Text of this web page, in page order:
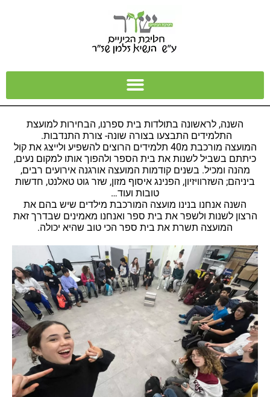
השנה, לראשונה בתולדות בית ספרנו, הבחירות למועצת
התלמידים התבצעו בצורה שונה- צורת התנדבות.
המועצה מורכבת מ40 תלמידים הרוצים להשפיע ולייצג את קול
כיתתם בשביל לשנות את בית הספר ולהפוך אותו למקום נעים,
מהנה ומכיל. בשנים קודמות המועצה אורגנה אירועים רבים,
ביניהם; השזרוויזיון, הפנינג איסוף מזון, שזר גוט טאלנט, חדשות
טובות ועוד…
השנה אנחנו בנינו מועצה המורכבת מילדים שיש בהם את
הרצון לשנות ולשפר את בית ספר ואנחנו מאמינים שבדרך זאת
המועצה תשרת את בית ספר הכי טוב שהיא יכולה.